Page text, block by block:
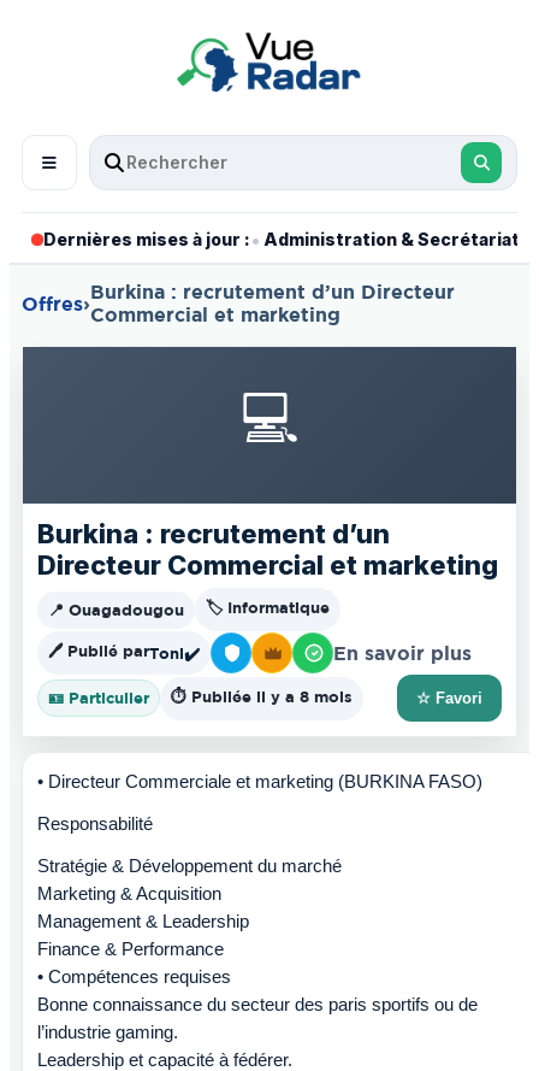
Dernières mises à jour :• Administration & Secrétariat
Offres›
Burkina : recrutement d’un Directeur
Commercial et marketing
💻
Burkina : recrutement d’un
Directeur Commercial et marketing
📍 Ouagadougou 🏷️ Informatique
🖊️ Publié parToni✔️ En savoir plus
🪪 Particulier ⏱️ Publiée il y a 8 mois ☆ Favori
• Directeur Commerciale et marketing (BURKINA FASO)
Responsabilité
Stratégie & Développement du marché
Marketing & Acquisition
Management & Leadership
Finance & Performance
• Compétences requises
Bonne connaissance du secteur des paris sportifs ou de
l’industrie gaming.
Leadership et capacité à fédérer.